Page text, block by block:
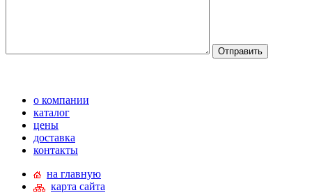
о компании
каталог
цены
доставка
контакты
на главную
карта сайта